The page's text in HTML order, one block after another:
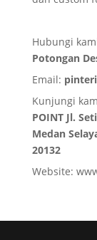
Hubungi
Potongan
Email:
Kunjungi
POINT Jl.
Medan
20132
Website: